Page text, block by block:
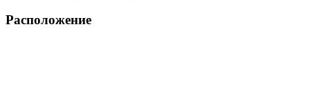
Расположение